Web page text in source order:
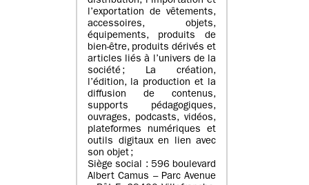
l’exportation de vêtements,
accessoires, objets,
équipements, produits de
bien-être, produits dérivés et
articles liés à l’univers de la
société ; La création,
l’édition, la production et la
diffusion de contenus,
supports pédagogiques,
ouvrages, podcasts, vidéos,
plateformes numériques et
outils digitaux en lien avec
son objet ;
Siège social : 596 boulevard
Albert Camus – Parc Avenue